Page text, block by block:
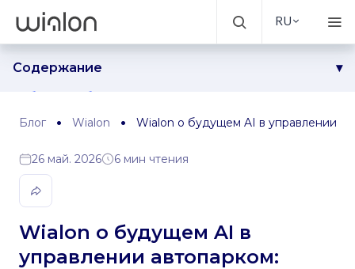
RU
Содержание
Амбиции в области AI и реальность управления
Превращение данных в полезную информацию
Создание ценности и преодоление барьеров в
процессе внедрения
Блог Wialon Wialon о будущем AI в управлении
26 май. 2026 6 мин чтения
Wialon о будущем AI в
управлении автопарком: